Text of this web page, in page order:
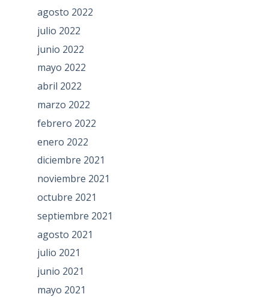
agosto 2022
julio 2022
junio 2022
mayo 2022
abril 2022
marzo 2022
febrero 2022
enero 2022
diciembre 2021
noviembre 2021
octubre 2021
septiembre 2021
agosto 2021
julio 2021
junio 2021
mayo 2021